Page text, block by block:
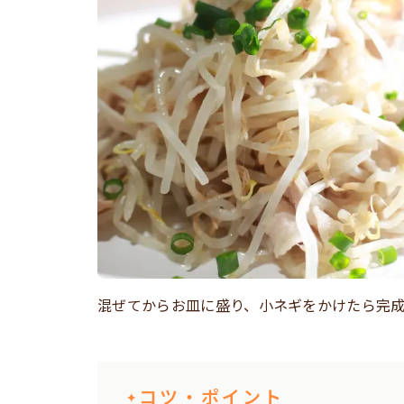
混ぜてからお皿に盛り、小ネギをかけたら完
コツ・ポイント